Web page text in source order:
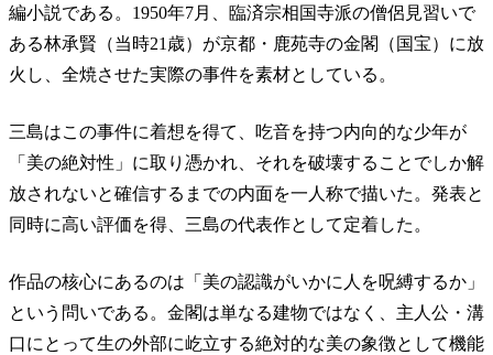
編小説である。1950年7月、臨済宗相国寺派の僧侶見習いで
ある林承賢（当時21歳）が京都・鹿苑寺の金閣（国宝）に放
火し、全焼させた実際の事件を素材としている。
三島はこの事件に着想を得て、吃音を持つ内向的な少年が
「美の絶対性」に取り憑かれ、それを破壊することでしか解
放されないと確信するまでの内面を一人称で描いた。発表と
同時に高い評価を得、三島の代表作として定着した。
作品の核心にあるのは「美の認識がいかに人を呪縛するか」
という問いである。金閣は単なる建物ではなく、主人公・溝
口にとって生の外部に屹立する絶対的な美の象徴として機能